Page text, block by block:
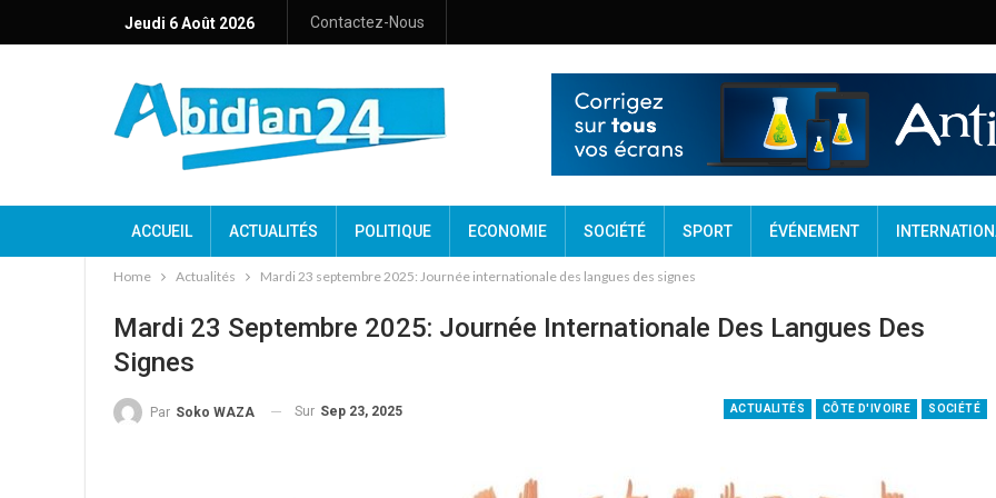
Jeudi 6 Août 2026 Contactez-Nous
ACCUEIL ACTUALITÉS POLITIQUE ECONOMIE SOCIÉTÉ SPORT ÉVÉNEMENT
Home Actualités Mardi 23 septembre 2025: Journée internationale des langues des signes
Mardi 23 Septembre 2025: Journée Internationale Des Langues Des
Signes
ACTUALITÉS CÔTE D'IVOIRE SOCIÉTÉ
Par Soko WAZA Sur Sep 23, 2025